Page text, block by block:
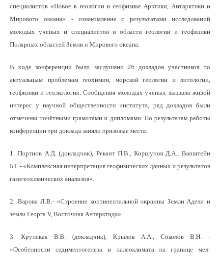
специалистов «Новое в геологии и геофизике Арктики, Антарктики и
Мирового океана» - ознакомление с результатами исследований
молодых ученых и специалистов в области геологии и геофизики
Полярных областей Земли и Мирового океана.
В ходе конференции было заслушано 26 докладов участников по
актуальным проблемам геохимии, морской геологии и литологии,
геофизики и геоэкологии. Сообщения молодых учёных вызвали живой
интерес у научной общественности института, ряд докладов были
отмечены почётными грамотами и дипломами. По результатам работы
конференции три доклада заняли призовые места:
1. Портнов А.Д. (докладчик), Рекант П.В., Коршунов Д.А., Ванштейн
Б.Г.- «Комплексная интерпретация геофизических данных и результатов
газогеохимических анализов».
2. Варова Л.В.- «Строение континентальной окраины Земли Адели и
земли Георга V, Восточная Антарктида».
3. Крупская В.В. (докладчик), Крылов А.А., Соколов В.Н. -
«Особенности седиментогенеза и палеоклимата на границе мел-